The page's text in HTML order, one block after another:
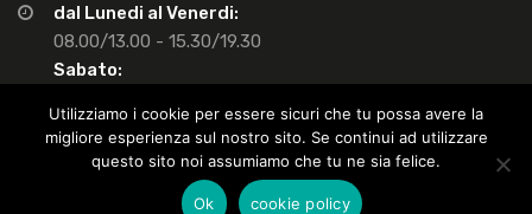
dal Lunedi al Venerdi:
08.00/13.00 - 15.30/19.30
Sabato:
Nicolardi Fabio snc, Via M. Ricchiuto 38 - Gemini -
Utilizziamo i cookie per essere sicuri che tu possa avere la
migliore esperienza sul nostro sito. Se continui ad utilizzare
questo sito noi assumiamo che tu ne sia felice.
Ok cookie policy